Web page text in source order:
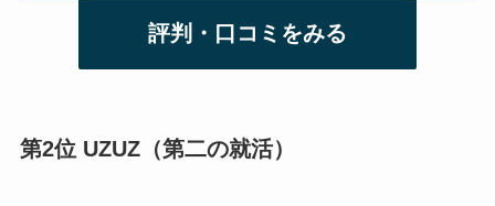
評判・口コミをみる
第2位 UZUZ（第二の就活）